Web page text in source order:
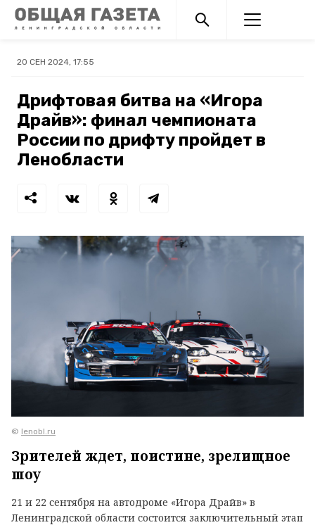
20 СЕН 2024, 17:55
Дрифтовая битва на «Игора
Драйв»: финал чемпионата
России по дрифту пройдет в
Ленобласти
© lenobl.ru
Зрителей ждет, поистине, зрелищное
шоу
21 и 22 сентября на автодроме «Игора Драйв» в
Ленинградской области состоится заключительный этап